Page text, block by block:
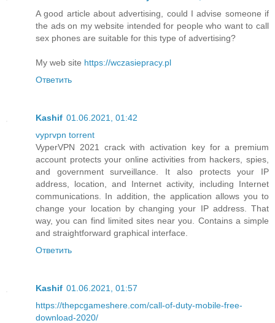
A good article about advertising, could I advise someone if
the ads on my website intended for people who want to call
sex phones are suitable for this type of advertising?
My web site https://wczasiepracy.pl
Ответить
Kashif 01.06.2021, 01:42
vyprvpn torrent
VyperVPN 2021 crack with activation key for a premium
account protects your online activities from hackers, spies,
and government surveillance. It also protects your IP
address, location, and Internet activity, including Internet
communications. In addition, the application allows you to
change your location by changing your IP address. That
way, you can find limited sites near you. Contains a simple
and straightforward graphical interface.
Ответить
Kashif 01.06.2021, 01:57
https://thepcgameshere.com/call-of-duty-mobile-free-
download-2020/